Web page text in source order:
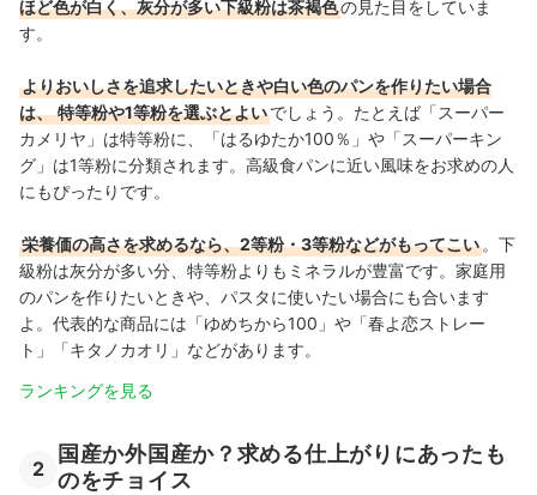
ほど色が白く、灰分が多い下級粉は茶褐色の見た目をしていま
す。
よりおいしさを追求したいときや白い色のパンを作りたい場合
は、 特等粉や1等粉を選ぶとよいでしょう。たとえば「スーパー
カメリヤ」は特等粉に、「はるゆたか100％」や「スーパーキン
グ」は1等粉に分類されます。高級食パンに近い風味をお求めの人
にもぴったりです。
栄養価の高さを求めるなら、2等粉・3等粉などがもってこい。下
級粉は灰分が多い分、特等粉よりもミネラルが豊富です。家庭用
のパンを作りたいときや、パスタに使いたい場合にも合います
よ。代表的な商品には「ゆめちから100」や「春よ恋ストレー
ト」「キタノカオリ」などがあります。
ランキングを見る
2
国産か外国産か？求める仕上がりにあったも
のをチョイス